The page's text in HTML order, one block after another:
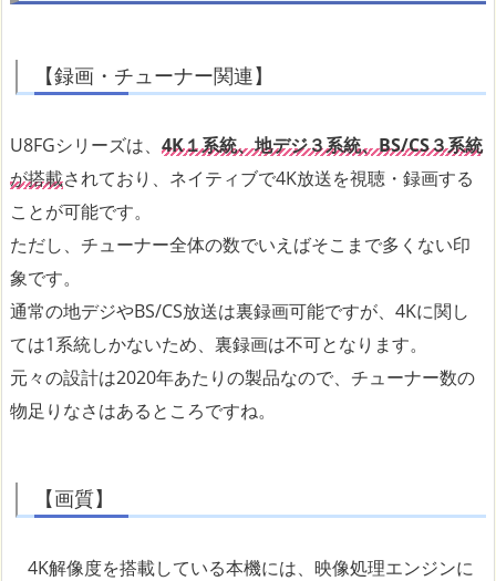
【録画・チューナー関連】
U8FGシリーズは、 4K１系統、地デジ３系統、BS/CS３系統
が搭載されており、ネイティブで4K放送を視聴・録画する
ことが可能です。
ただし、チューナー全体の数でいえばそこまで多くない印
象です。
通常の地デジやBS/CS放送は裏録画可能ですが、4Kに関し
ては1系統しかないため、裏録画は不可となります。
元々の設計は2020年あたりの製品なので、チューナー数の
物足りなさはあるところですね。
【画質】
4K解像度を搭載している本機には、映像処理エンジンに